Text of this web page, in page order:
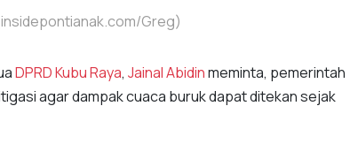
Greg)
DPRD Kubu Raya, Jainal Abidinmeminta, pemerintah
agar dampak cuaca buruk dapat ditekan sejak